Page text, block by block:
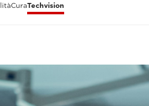
CuraTechvision